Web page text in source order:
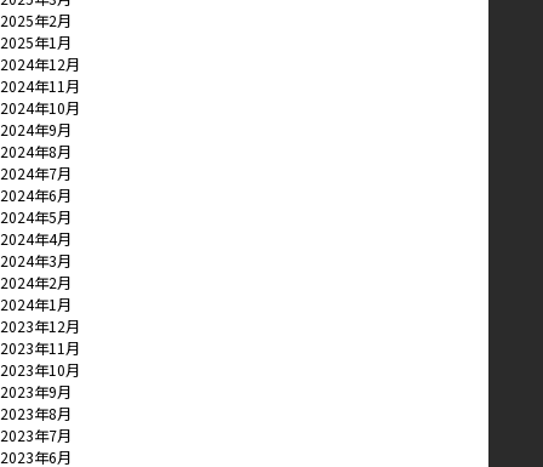
2025年2月
2025年1月
2024年12月
2024年11月
2024年10月
2024年9月
2024年8月
2024年7月
2024年6月
2024年5月
2024年4月
2024年3月
2024年2月
2024年1月
2023年12月
2023年11月
2023年10月
2023年9月
2023年8月
2023年7月
2023年6月